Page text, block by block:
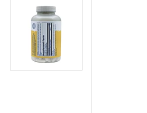
Диетическое питание
Доставка и оплата